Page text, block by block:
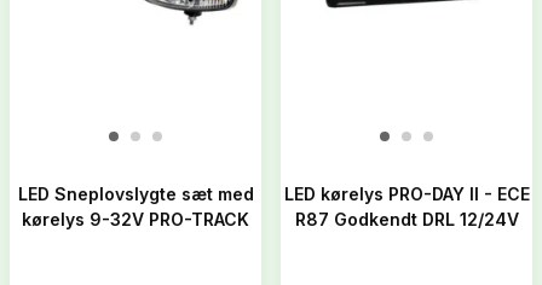
LED Sneplovslygte sæt med
kørelys 9-32V PRO-TRACK
LED kørelys PRO-DAY II - ECE
R87 Godkendt DRL 12/24V